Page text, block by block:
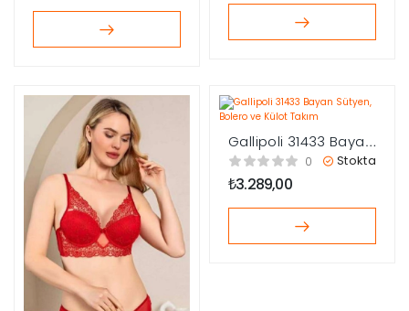
Gallipoli 31433 Bayan
Sütyen, Bolero ve
Külot Takım
0 Stokta
₺3.289,00